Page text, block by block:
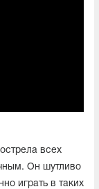
всех
Он шутливо
играть в таких